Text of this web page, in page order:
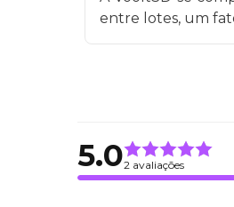
entre lotes, um
5.02 avaliações